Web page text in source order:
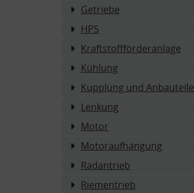
Getriebe
HPS
Kraftstoffförderanlage
Kühlung
Kupplung und Anbauteile
Lenkung
Motor
Motoraufhängung
Radantrieb
Riementrieb